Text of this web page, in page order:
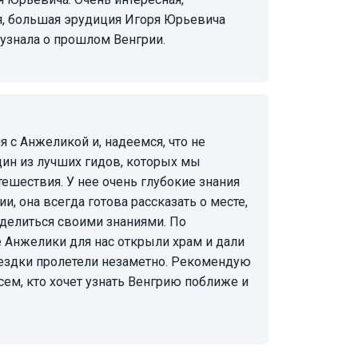
большая эрудиция Игоря Юрьевича
о прошлом Венгрии.
из лучших гидов, которых мы
У нее очень глубокие знания
она всегда готова рассказать о месте,
своими знаниями. По
Анжелики для нас открыли храм и дали
пролетели незаметно. Рекомендую
кто хочет узнать Венгрию поближе и